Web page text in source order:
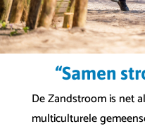
“Samen
De Zandstroom is net
multiculturele